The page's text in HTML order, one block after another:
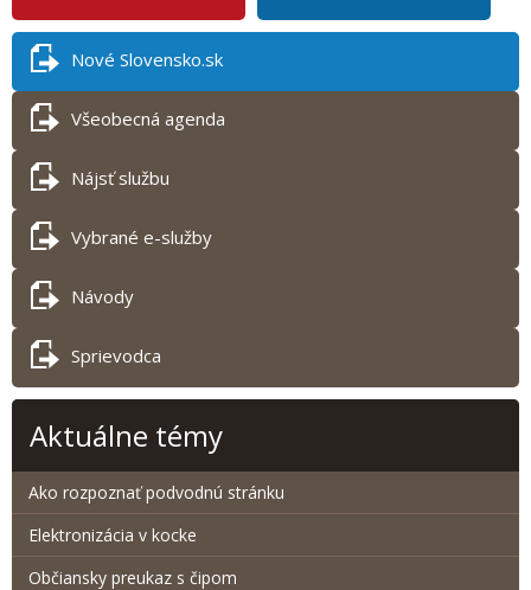
Nové Slovensko.sk
Všeobecná agenda
Nájsť službu
Vybrané e-služby
Návody
Sprievodca
Aktuálne témy
Ako rozpoznať podvodnú stránku
Elektronizácia v kocke
Občiansky preukaz s čipom